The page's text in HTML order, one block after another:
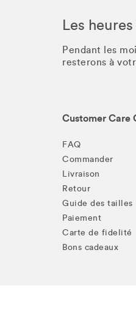
Les
Pendant les
resterons à
Customer Care
FAQ
Commander
Livraison
Retour
Guide des tailles
Paiement
Carte de fidelité
Bons cadeaux